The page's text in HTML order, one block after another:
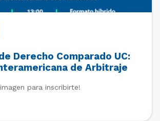
Derecho Comparado UC:
de Arbitraje
para inscribirte!